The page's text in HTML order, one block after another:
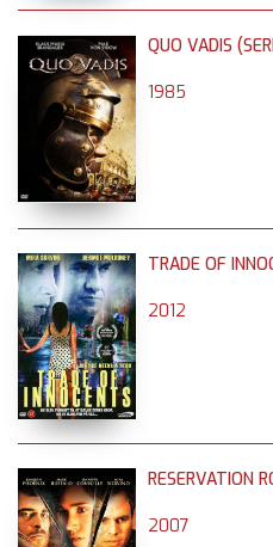
QUO VADIS
1985
TRADE OF
2012
RESERVATION
2007